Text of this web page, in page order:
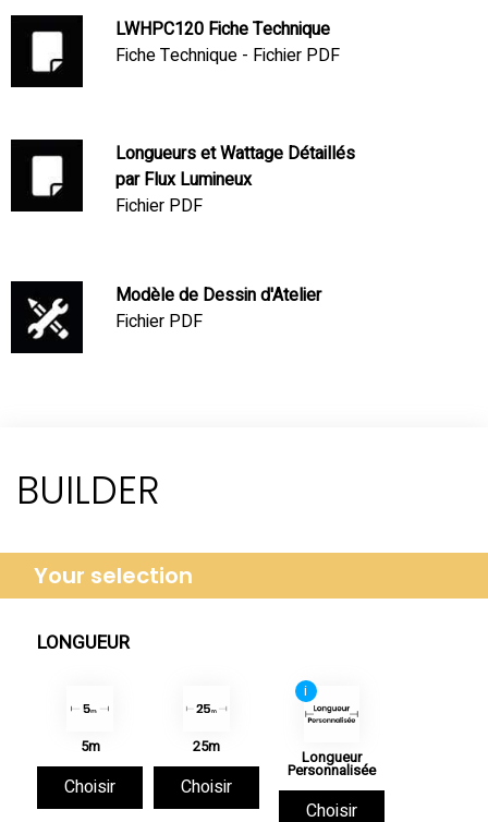
LWHPC120 Fiche Technique
Fiche Technique - Fichier PDF
Longueurs et Wattage Détaillés
par Flux Lumineux
Fichier PDF
Modèle de Dessin d'Atelier
Fichier PDF
BUILDER
LONGUEUR
5m
Choisir
25m
Choisir
i
Longueur
Personnalisée
Choisir
Your selection